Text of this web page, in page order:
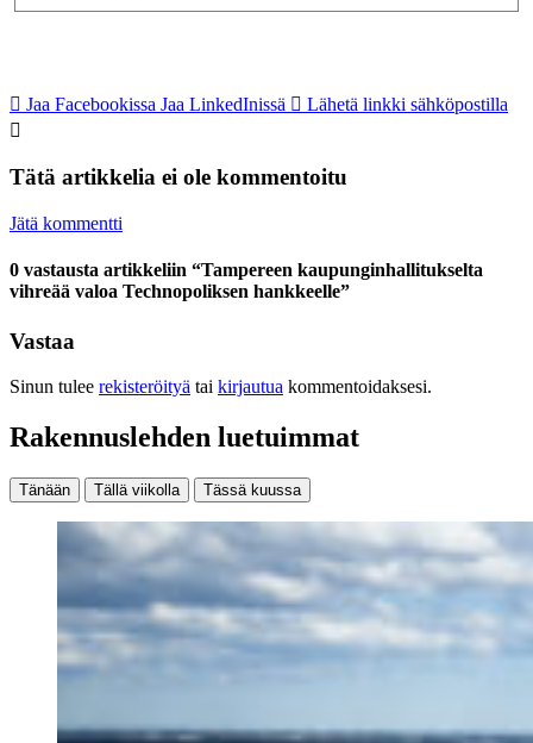
Jaa Facebookissa Jaa LinkedInissä Lähetä linkki sähköpostilla
Tätä artikkelia ei ole kommentoitu
Jätä kommentti
0 vastausta artikkeliin “Tampereen kaupunginhallitukselta
vihreää valoa Technopoliksen hankkeelle”
Vastaa
Sinun tulee rekisteröityä tai kirjautua kommentoidaksesi.
Rakennuslehden luetuimmat
Tänään Tällä viikolla Tässä kuussa